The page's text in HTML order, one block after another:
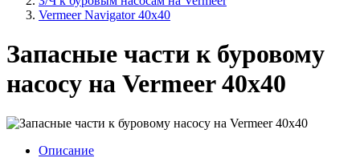
Vermeer Navigator 40x40
Запасные части к буровому
насосу на Vermeer 40x40
Описание